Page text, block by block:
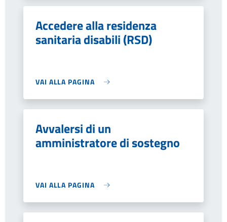
Accedere alla residenza
sanitaria disabili (RSD)
VAI ALLA PAGINA
Avvalersi di un
amministratore di sostegno
VAI ALLA PAGINA